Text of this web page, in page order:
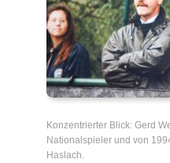
Konzentrierter Blick: Gerd
Nationalspieler und von
Haslach.